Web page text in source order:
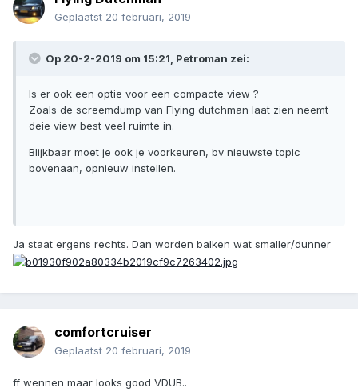
Geplaatst 20 februari, 2019
Op 20-2-2019 om 15:21, Petroman zei:
Is er ook een optie voor een compacte view ?
Zoals de screemdump van Flying dutchman laat zien neemt
deie view best veel ruimte in.
Blijkbaar moet je ook je voorkeuren, bv nieuwste topic
bovenaan, opnieuw instellen.
Ja staat ergens rechts. Dan worden balken wat smaller/dunner
comfortcruiser
Geplaatst 20 februari, 2019
ff wennen maar looks good VDUB..